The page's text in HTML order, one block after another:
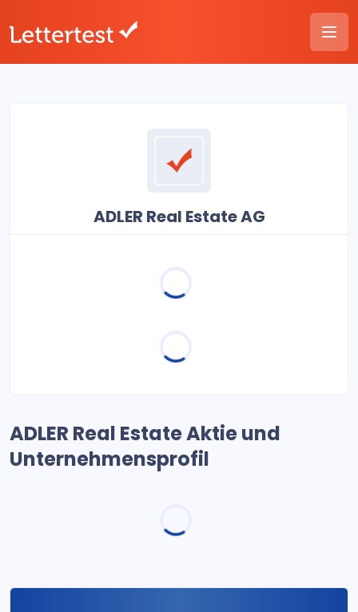
ADLER Real Estate AG
ADLER Real Estate Aktie und
Unternehmensprofil